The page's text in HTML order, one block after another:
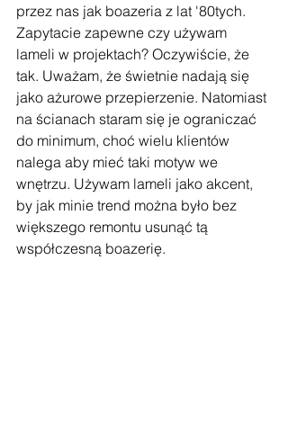
przez nas jak boazeria z lat '80tych.
Zapytacie zapewne czy używam
lameli w projektach? Oczywiście, że
tak. Uważam, że świetnie nadają się
jako ażurowe przepierzenie. Natomiast
na ścianach staram się je ograniczać
do minimum, choć wielu klientów
nalega aby mieć taki motyw we
wnętrzu. Używam lameli jako akcent,
by jak minie trend można było bez
większego remontu usunąć tą
współczesną boazerię.